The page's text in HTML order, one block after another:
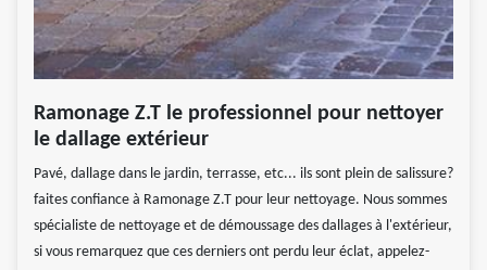
Ramonage Z.T le professionnel pour nettoyer
le dallage extérieur
Pavé, dallage dans le jardin, terrasse, etc... ils sont plein de salissure?
faites confiance à Ramonage Z.T pour leur nettoyage. Nous sommes
spécialiste de nettoyage et de démoussage des dallages à l'extérieur,
si vous remarquez que ces derniers ont perdu leur éclat, appelez-